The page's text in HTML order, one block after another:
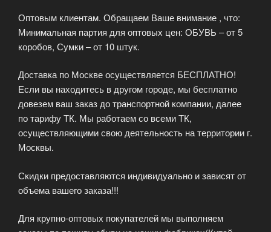
Оптовым клиентам. Обращаем Ваше внимание , что:
Минимальная партия для оптовых цен: ОБУВЬ – от 5
коробов, Сумки – от 10 штук.
Доставка по Москве осуществляется БЕСПЛАТНО!
Если вы находитесь в другом городе, мы бесплатно
довезем ваш заказ до транспортной компании, далее
по тарифу ТК. Мы работаем со всеми ТК,
осуществляющими свою деятельность на территории г.
Москвы.
Скидки предоставляются индивидуально и зависят от
объема вашего заказа!!!
Для крупно-оптовых покупателей мы выполняем